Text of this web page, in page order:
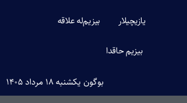
یازیچیلار بیزیم‌له علاقه
بیزیم حاقدا
بوگون یکشنبه ۱۸ مرداد ۱۴۰۵